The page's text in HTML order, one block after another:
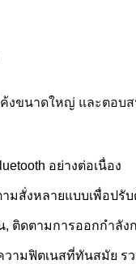
ขนาดใหญ่ และตอบ
อย่างต่อเนื่อง
มสั่งหลายแบบเพื่อปรั
ติดตามการออกกําลั
มฟิตเนสที่ทันสมัย ร